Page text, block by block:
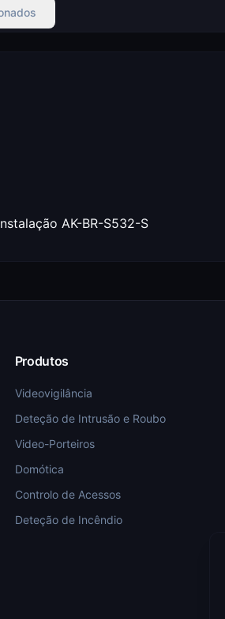
AK-BR-S532-S
Produtos
Videovigilância
Deteção de Intrusão e Roubo
Video-Porteiros
Domótica
Controlo de Acessos
Deteção de Incêndio